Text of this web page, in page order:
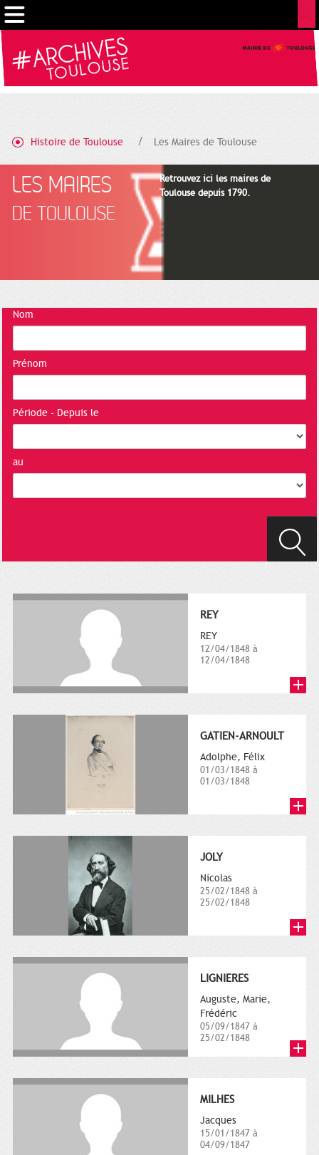
Histoire de Toulouse Les Maires de Toulouse
LES MAIRES
DE TOULOUSE
Retrouvez ici les maires de
Toulouse depuis 1790.
Nom
Prénom
Période - Depuis le
au
REY
REY
12/04/1848 à
12/04/1848
GATIEN-ARNOULT
Adolphe, Félix
01/03/1848 à
01/03/1848
JOLY
Nicolas
25/02/1848 à
25/02/1848
LIGNIERES
Auguste, Marie,
Frédéric
05/09/1847 à
25/02/1848
MILHES
Jacques
15/01/1847 à
04/09/1847
Gestion de vos préférences sur les cookies